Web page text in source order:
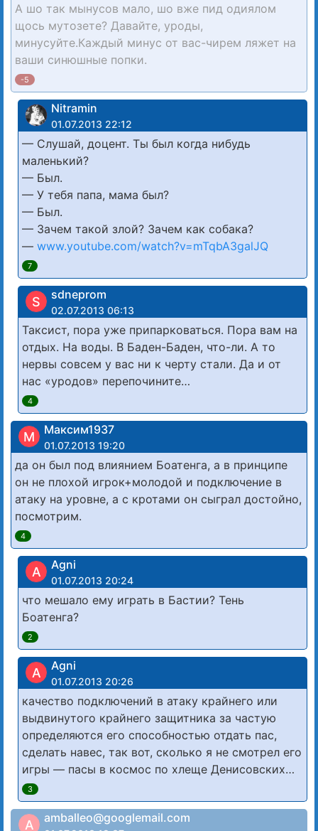
А шо так мынусов мало, шо вже пид одиялом
щось мутозете? Давайте, уроды,
минусуйте.Каждый минус от вас-чирем ляжет на
ваши синюшные попки.
-5
Nitramin
01.07.2013 22:12
— Слушай, доцент. Ты был когда нибудь
маленький?
— Был.
— У тебя папа, мама был?
— Был.
— Зачем такой злой? Зачем как собака?
— www.youtube.com/watch?v=mTqbA3galJQ
7
S sdneprom
02.07.2013 06:13
Таксист, пора уже припарковаться. Пора вам на
отдых. На воды. В Баден-Баден, что-ли. А то
нервы совсем у вас ни к черту стали. Да и от
нас «уродов» перепочините…
4
М Максим1937
01.07.2013 19:20
да он был под влиянием Боатенга, а в принципе
он не плохой игрок+молодой и подключение в
атаку на уровне, а с кротами он сыграл достойно,
посмотрим.
4
A Agni
01.07.2013 20:24
что мешало ему играть в Бастии? Тень
Боатенга?
2
A Agni
01.07.2013 20:26
качество подключений в атаку крайнего или
выдвинутого крайнего защитника за частую
определяются его способностью отдать пас,
сделать навес, так вот, сколько я не смотрел его
игры — пасы в космос по хлеще Денисовских…
3
A amballeo@googlemail.com